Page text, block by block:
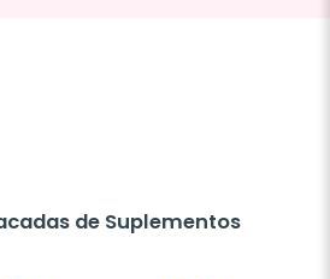
de Suplementos